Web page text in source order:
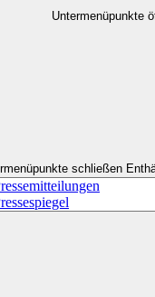
Untermenüpunkte
schließen